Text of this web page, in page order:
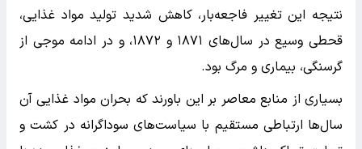
نتیجه این تغییر فاجعه‌‌بار، کاهش شدید تولید مواد غذایی،
قحطی وسیع در سال‌های ۱۸۷۱ و ۱۸۷۲، و در ادامه موجی از
گرسنگی، بیماری و مرگ بود.
بسیاری از منابع معاصر بر این باورند که بحران مواد غذایی آن
سال‌ها ارتباطی مستقیم با سیاست‌های سوداگرانه در کشت و